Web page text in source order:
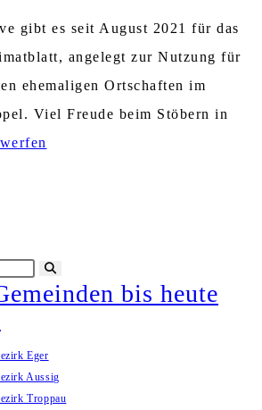
gibt es seit August 2021 für das
angelegt zur Nutzung für
ehemaligen Ortschaften im
Viel Freude beim Stöbern in
starten
bis heute
Eger
Aussig
Troppau